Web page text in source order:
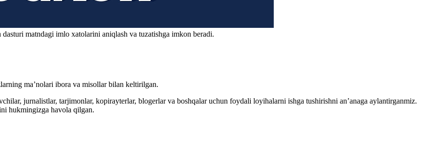
matndagi imlo xatolarini aniqlash va tuzatishga imkon beradi.
ma’nolari ibora va misollar bilan keltirilgan.
jurnalistlar, tarjimonlar, kopirayterlar, blogerlar va boshqalar uchun foydali loyihalarni ishga tushirishni an’anaga aylantirganmiz.
hukmingizga havola qilgan.